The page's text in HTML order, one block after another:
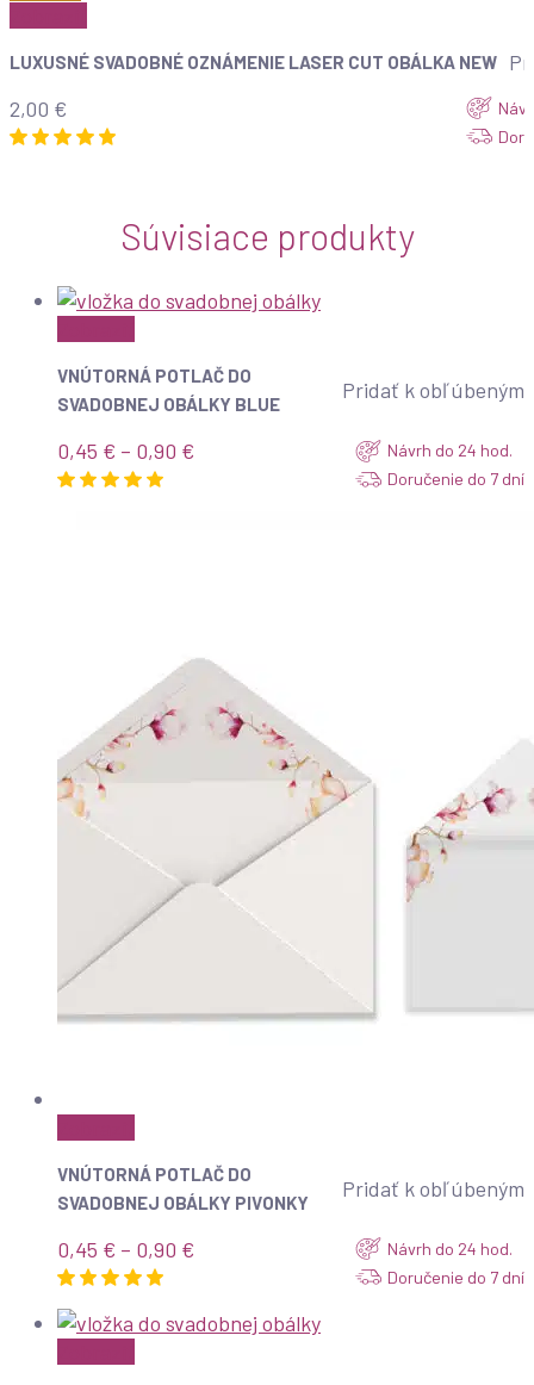
LUXUSNÉ SVADOBNÉ OZNÁMENIE LASER CUT OBÁLKA NEW
2,00 €
Súvisiace produkty
VNÚTORNÁ POTLAČ DO
SVADOBNEJ OBÁLKY BLUE
Pridať k obľúbeným
0,45 € – 0,90 €
Návrh do 24 hod.
Doručenie do 7 dní
VNÚTORNÁ POTLAČ DO
SVADOBNEJ OBÁLKY PIVONKY
Pridať k obľúbeným
0,45 € – 0,90 €
through
Návrh do 24 hod.
Doručenie do 7 dní